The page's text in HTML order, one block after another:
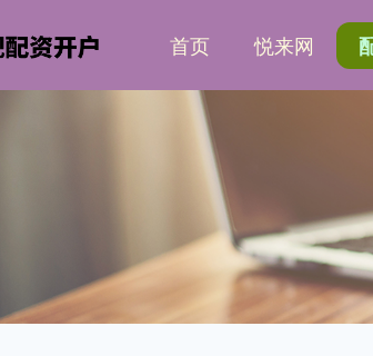
首页 悦来网